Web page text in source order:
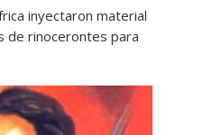
inyectaron material
de rinocerontes para